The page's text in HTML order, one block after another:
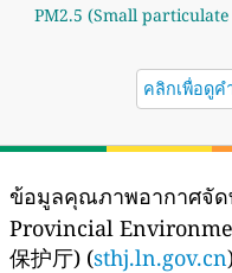
PM2.5 (Small
คลิกเพื่อดูค
ข้อมูลคุณภาพอากาศจัด
Provincial
保护厅) (sthj.ln.gov.cn